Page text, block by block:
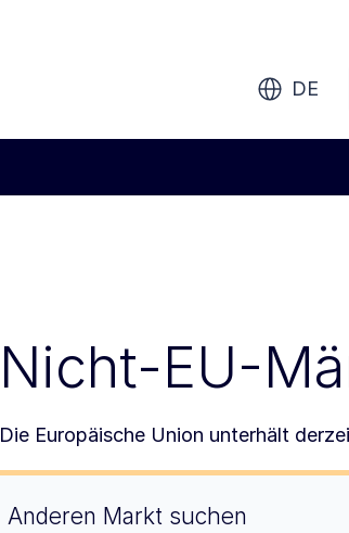
DE
Nicht-EU-
Die Europäische Union unterhält
Anderen Markt suchen